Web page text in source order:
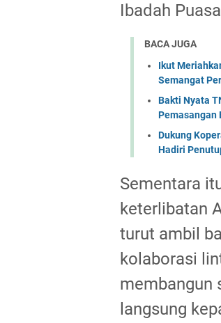
Ibadah
BACA JUGA
Ikut
Semangat
Bakti Nyata
Pemasangan
Dukung
Hadiri
Sementara
keterlibatan
turut ambil
kolaborasi
membangun
langsung